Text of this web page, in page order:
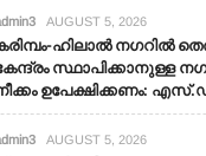
AUGUST 5, 2026
ഹിലാല്‍ നഗറില്‍
സ്ഥാപിക്കാനുള്ള
ഉപേക്ഷിക്കണം:
AUGUST 5, 2026